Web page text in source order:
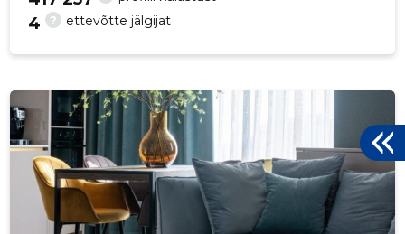
? ettevõtte jälgijat
4